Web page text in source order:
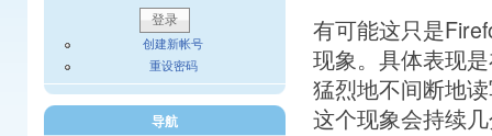
有可能这只是
现象。具体表现
猛烈地不间断地
这个现象会持续
创建新帐号
重设密码
导航